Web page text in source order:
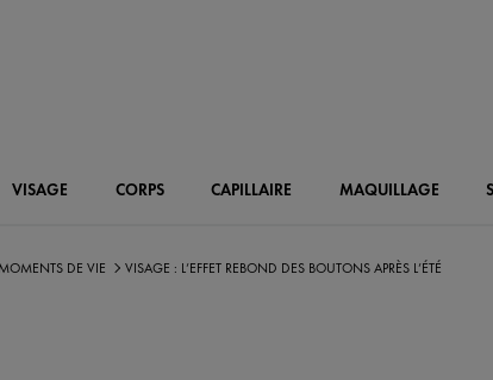
VISAGE CORPS CAPILLAIRE MAQUILLAGE
MOMENTS DE VIE VISAGE : L’EFFET REBOND DES BOUTONS APRÈS L’ÉTÉ